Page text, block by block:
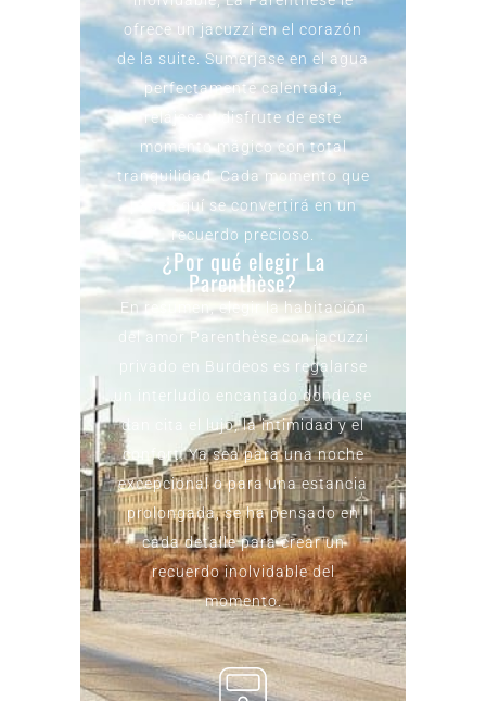
ofrece un jacuzzi en el corazón
de la suite. Sumérjase en el agua
perfectamente calentada,
relájese y disfrute de este
momento mágico con total
tranquilidad. Cada momento que
pase aquí se convertirá en un
recuerdo precioso.
¿Por qué elegir La
Parenthèse?
En resumen, elegir la habitación
del amor Parenthèse con jacuzzi
privado en Burdeos es regalarse
un interludio encantado donde se
dan cita el lujo, la intimidad y el
confort. Ya sea para una noche
excepcional o para una estancia
prolongada, se ha pensado en
cada detalle para crear un
recuerdo inolvidable del
momento.